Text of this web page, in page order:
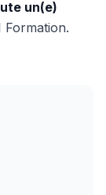
un(e)
Formation.